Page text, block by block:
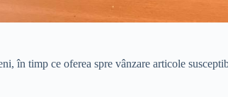
în timp ce oferea spre vânzare articole